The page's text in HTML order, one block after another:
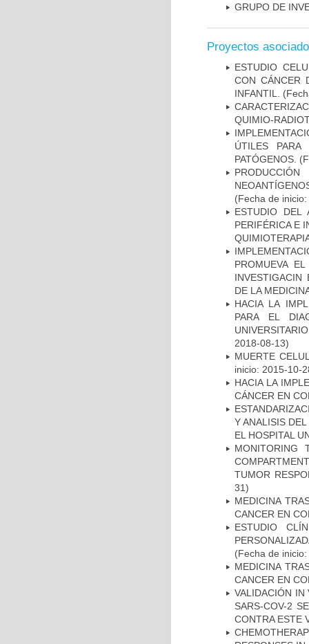
GRUPO DE
Proyectos
ESTUDIO
CON CÁNCER
INFANTIL.
QUIMIO-
ÚTILES
PATÓGENOS.
(Fecha de
ESTUDIO DEL
PERIFÉRICA E
PROMUEVA
INVESTIGACIN
DE LA
HACIA LA
PARA EL
2018-08-13)
MUERTE
inicio: 2015-10-
HACIA LA
CÁNCER EN
Y ANALISIS
EL HOSPITAL
MONITORING
TUMOR
31)
MEDICINA
CANCER EN
ESTUDIO
(Fecha de
MEDICINA
CANCER EN
VALIDACIÓN IN
SARS-COV-2
CONTRA ESTE